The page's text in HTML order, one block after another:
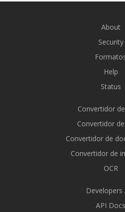
About
Security
Help
Status
Convertidor
Convertidor
Convertidor de
Convertidor de
OCR
Developers
API Docs